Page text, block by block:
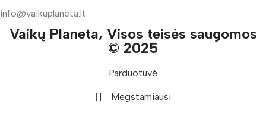
info@vaikuplaneta.lt
Vaikų Planeta, Visos teisės saugomos
© 2025
Parduotuvė
Mėgstamiausi